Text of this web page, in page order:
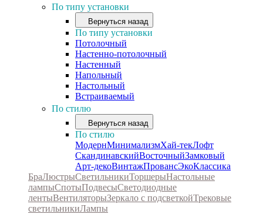
По типу установки
Вернуться назад
По типу установки
Потолочный
Настенно-потолочный
Настенный
Напольный
Настольный
Встраиваемый
По стилю
Вернуться назад
По стилю
МодернМинимализмХай-текЛофт
СкандинавскийВосточныйЗамковый
Арт-декоВинтажПровансЭкоКлассика
БраЛюстрыСветильникиТоршерыНастольные
лампыСпотыПодвесыСветодиодные
лентыВентиляторыЗеркало с подсветкойТрековые
светильникиЛампы